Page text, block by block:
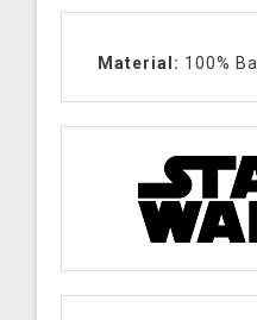
Material: 100%